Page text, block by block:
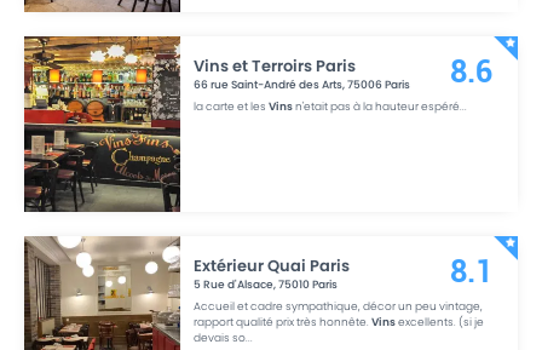
Vins et Terroirs Paris
66 rue Saint-André des Arts,75006Paris
la carte et lesVinsn'etait pas à la hauteur espéré...
8.6
Extérieur Quai Paris
5 Rue d'Alsace,75010Paris
Accueil et cadre sympathique, décor un peu vintage,
rapport qualité prix très honnête.Vinsexcellents. (si je
devais so...
8.1